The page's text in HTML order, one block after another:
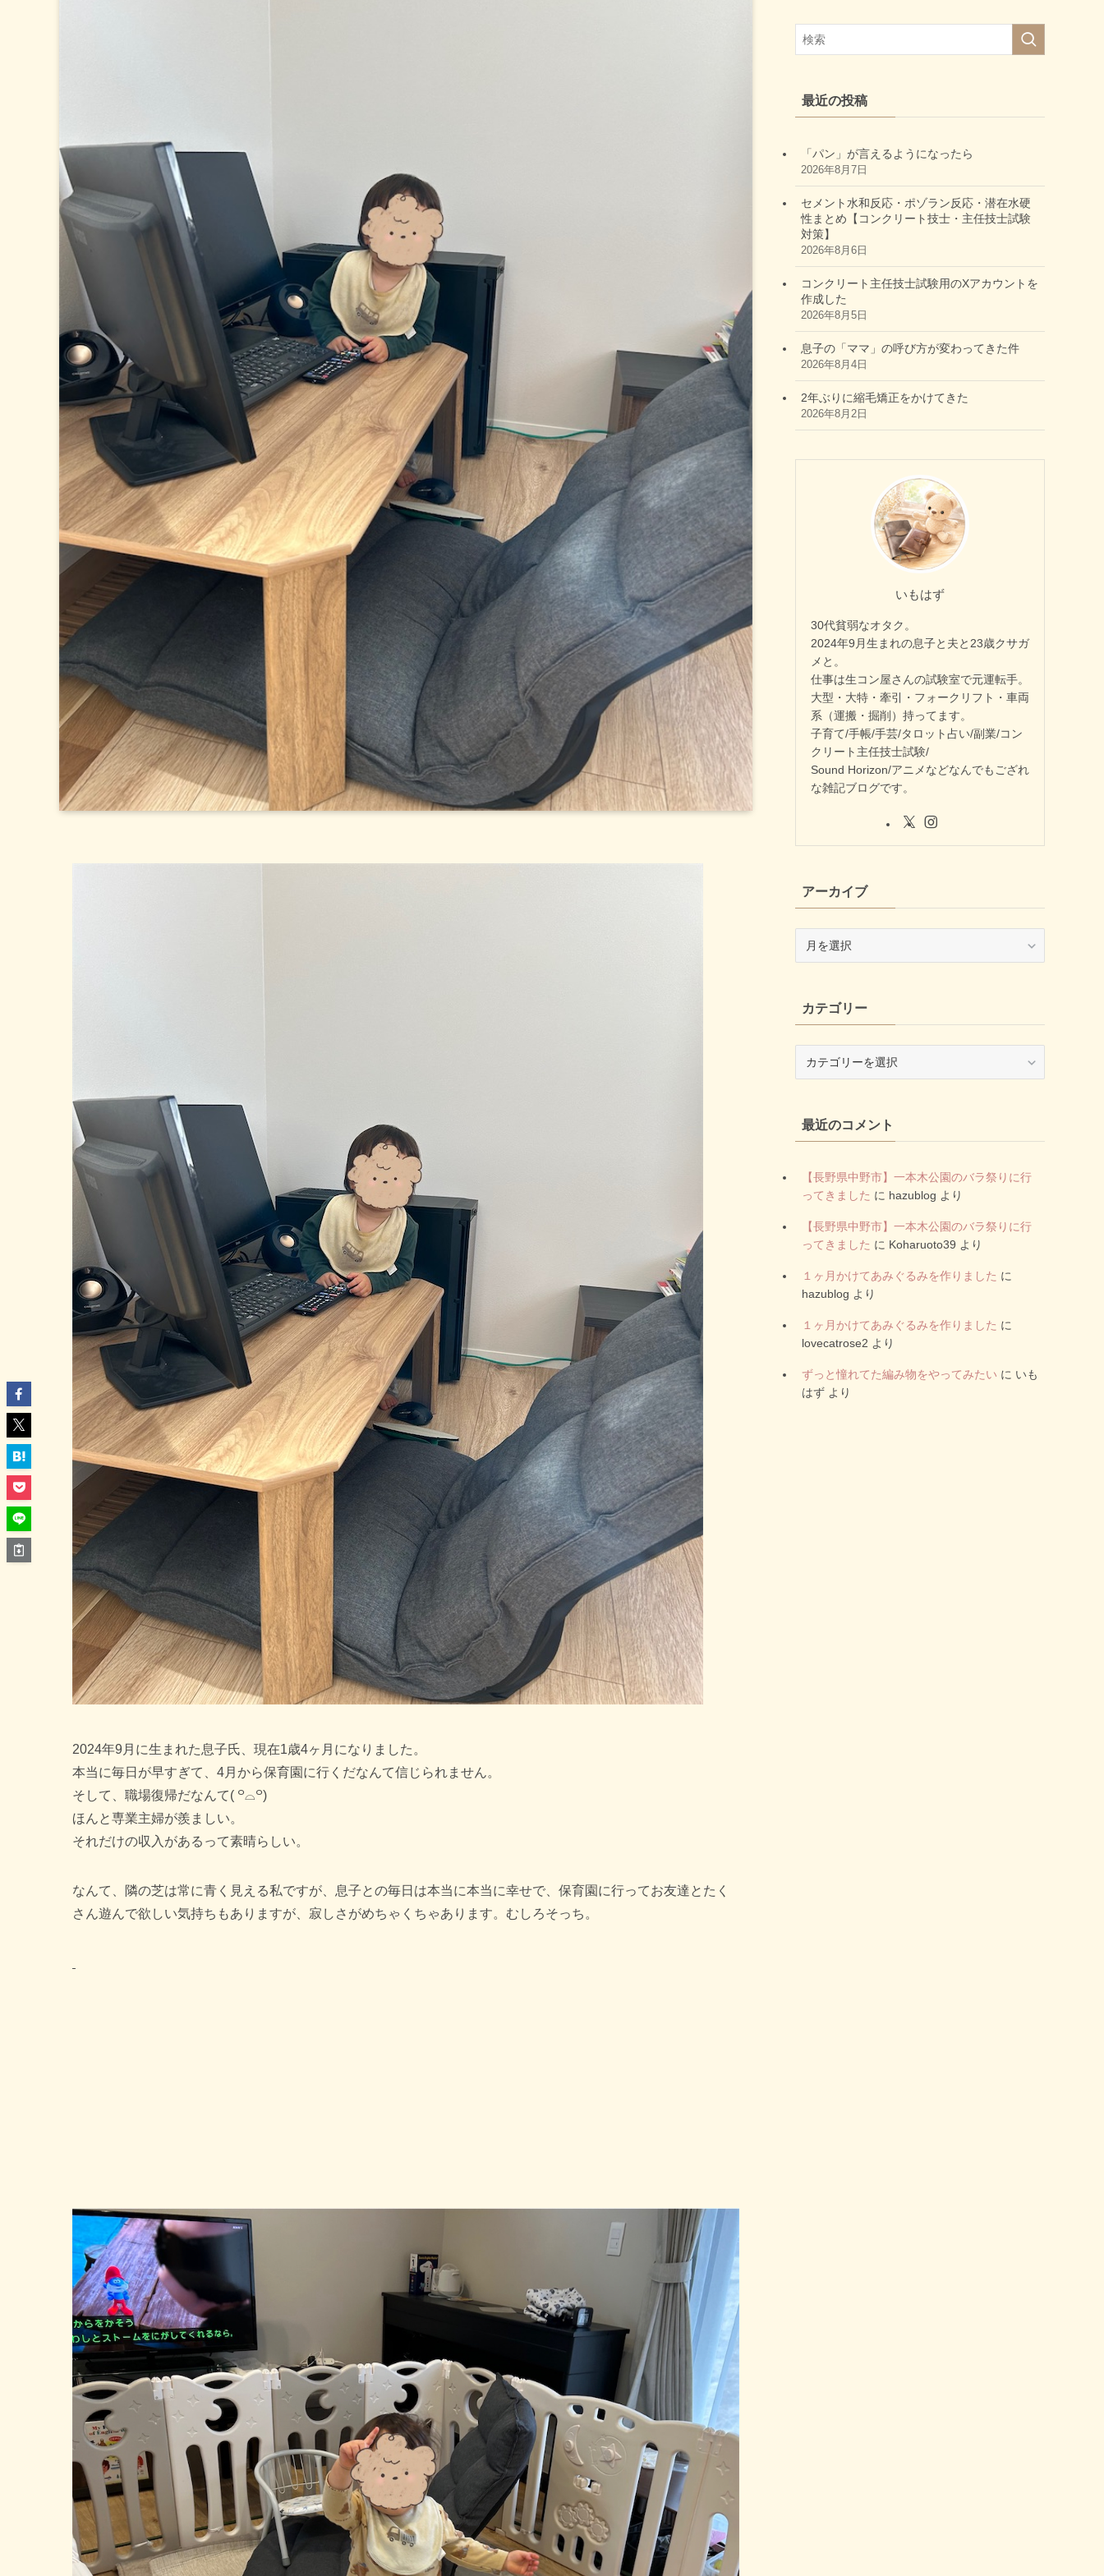
2024年9月に生まれた息子氏、現在1歳4ヶ月になりました。
本当に毎日が早すぎて、4月から保育園に行くだなんて信じられません。
そして、職場復帰だなんて( ꒪⌓꒪)
ほんと専業主婦が羨ましい。
それだけの収入があるって素晴らしい。
なんて、隣の芝は常に青く見える私ですが、息子との毎日は本当に本当に幸せで、保育園に行ってお友達とたく
さん遊んで欲しい気持ちもありますが、寂しさがめちゃくちゃあります。むしろそっち。
最近の投稿
「パン」が言えるようになったら
2026年8月7日
セメント水和反応・ポゾラン反応・潜在水硬
性まとめ【コンクリート技士・主任技士試験
対策】
2026年8月6日
コンクリート主任技士試験用のXアカウントを
作成した
2026年8月5日
息子の「ママ」の呼び方が変わってきた件
2026年8月4日
2年ぶりに縮毛矯正をかけてきた
2026年8月2日
いもはず
30代貧弱なオタク。
2024年9月生まれの息子と夫と23歳クサガ
メと。
仕事は生コン屋さんの試験室で元運転手。
大型・大特・牽引・フォークリフト・車両
系（運搬・掘削）持ってます。
子育て/手帳/手芸/タロット占い/副業/コン
クリート主任技士試験/
Sound Horizon/アニメなどなんでもござれ
な雑記ブログです。
アーカイブ
ブカテゴリー
ー最近のコメント
【長野県中野市】一本木公園のバラ祭りに行
ってきました に hazublog より
【長野県中野市】一本木公園のバラ祭りに行
ってきました に Koharuoto39 より
１ヶ月かけてあみぐるみを作りました に
hazublog より
１ヶ月かけてあみぐるみを作りました に
lovecatrose2 より
ずっと憧れてた編み物をやってみたい に いも
はず より